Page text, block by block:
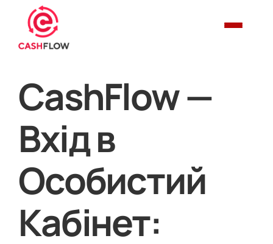
CashFlow —
Вхід в
Особистий
Кабінет: